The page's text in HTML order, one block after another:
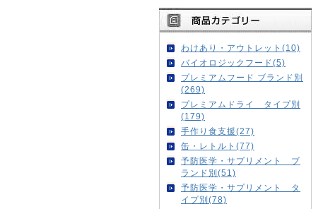
わけあり・アウトレット(10)
バイオロジックフード(5)
プレミアムフード ブランド別
(269)
プレミアムドライ タイプ別
(179)
手作り食支援(27)
缶・レトルト(77)
予防医学・サプリメント ブ
ランド別(51)
予防医学・サプリメント タ
イプ別(78)